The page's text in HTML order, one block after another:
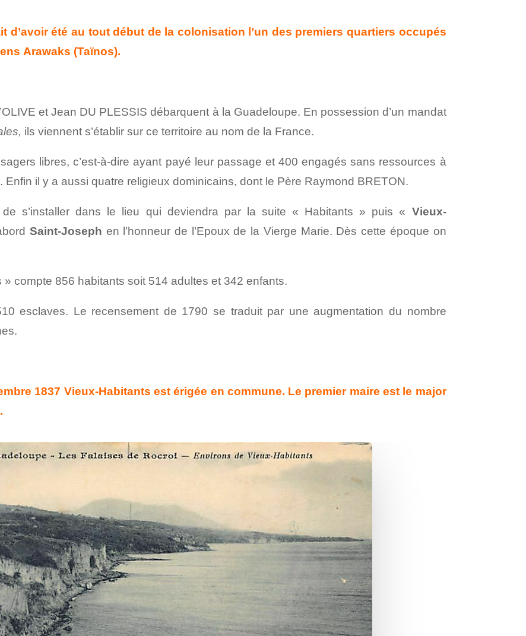
d’avoir été au tout début de la colonisation l’un des premiers quartiers occupés
Arawaks (Taïnos).
et Jean DU PLESSIS débarquent à la Guadeloupe. En possession d’un mandat
ils viennent s’établir sur ce territoire au nom de la France.
libres, c’est-à-dire ayant payé leur passage et 400 engagés sans ressources à
il y a aussi quatre religieux dominicains, dont le Père Raymond BRETON.
s’installer dans le lieu qui deviendra par la suite « Habitants » puis « Vieux-
Saint-Joseph en l’honneur de l’Epoux de la Vierge Marie. Dès cette époque on
compte 856 habitants soit 514 adultes et 342 enfants.
esclaves. Le recensement de 1790 se traduit par une augmentation du nombre
1837 Vieux-Habitants est érigée en commune. Le premier maire est le major